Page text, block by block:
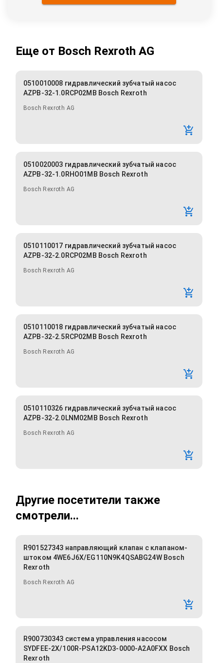
Еще от Bosch Rexroth AG
0510010008 гидравлический зубчатый насос
AZPB-32-1.0RCP02MB Bosch Rexroth
Bosch Rexroth AG
0510020003 гидравлический зубчатый насос
AZPB-32-1.0RHO01MB Bosch Rexroth
Bosch Rexroth AG
0510110017 гидравлический зубчатый насос
AZPB-32-2.0RCP02MB Bosch Rexroth
Bosch Rexroth AG
0510110018 гидравлический зубчатый насос
AZPB-32-2.5RCP02MB Bosch Rexroth
Bosch Rexroth AG
0510110326 гидравлический зубчатый насос
AZPB-32-2.0LNM02MB Bosch Rexroth
Bosch Rexroth AG
Другие посетители также
смотрели...
R901527343 направляющий клапан с клапаном-
штоком 4WE6J6X/EG110N9K4QSABG24W Bosch
Rexroth
Bosch Rexroth AG
R900730343 система управления насосом
SYDFEE-2X/100R-PSA12KD3-0000-A2A0FXX Bosch
Rexroth